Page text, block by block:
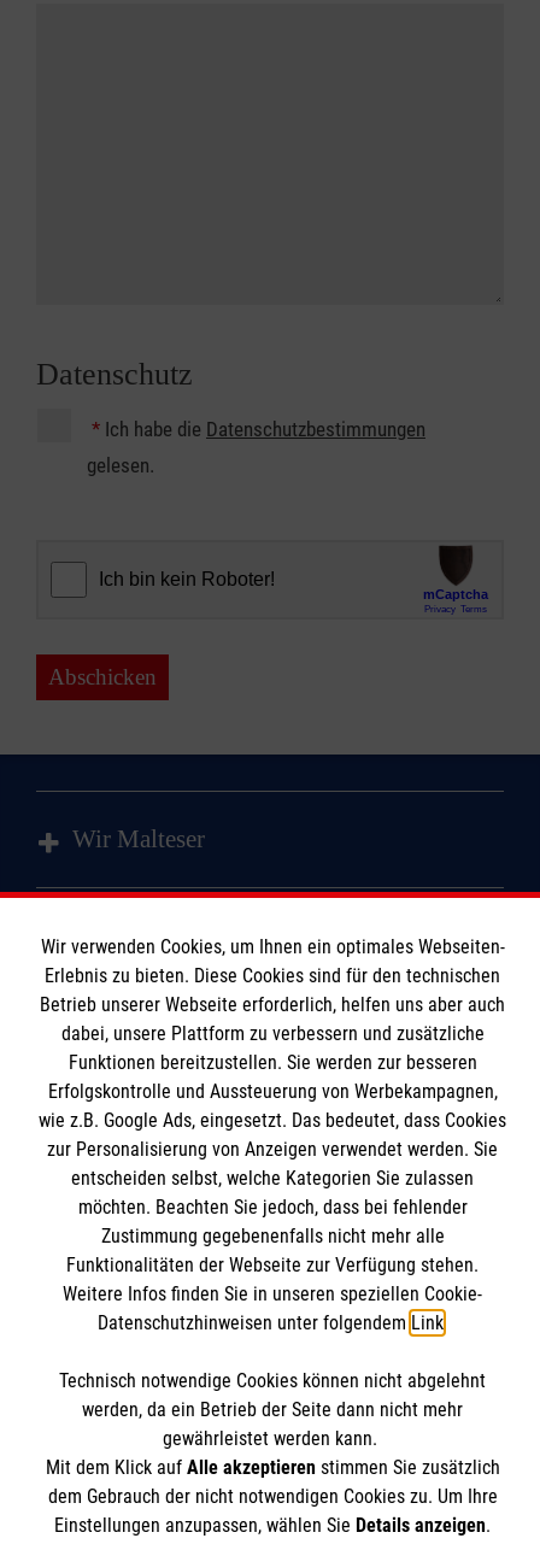
Datenschutz
* Ich habe die Datenschutzbestimmungen
gelesen.
Abschicken
Wir Malteser
Angebote & Leistungen
Kursangebote
Mitarbeiten & Stellenangebote
Wir Malteser
Informationen
Kontakt
Impressum
Datenschutz
Malteser online
Malteserorden
Malteser Jugend
Malteser International
Mediathek
Spendenkonto
Empfänger: Malteser Hilfsdienst e.V.
BIC: GENODED 1PA7
Soziale Netzwerke
Der Malteser Hilfsdienst e.V. ist als eingetragene
gemeinnützige Organisation von der Körperschaft- und
Wir verwenden Cookies, um Ihnen ein optimales Webseiten-
Erlebnis zu bieten. Diese Cookies sind für den technischen
Betrieb unserer Webseite erforderlich, helfen uns aber auch
dabei, unsere Plattform zu verbessern und zusätzliche
Funktionen bereitzustellen. Sie werden zur besseren
Erfolgskontrolle und Aussteuerung von Werbekampagnen,
wie z.B. Google Ads, eingesetzt. Das bedeutet, dass Cookies
zur Personalisierung von Anzeigen verwendet werden. Sie
entscheiden selbst, welche Kategorien Sie zulassen
möchten. Beachten Sie jedoch, dass bei fehlender
Zustimmung gegebenenfalls nicht mehr alle
Funktionalitäten der Webseite zur Verfügung stehen.
Weitere Infos finden Sie in unseren speziellen Cookie-
Datenschutzhinweisen unter folgendem Link.
Technisch notwendige Cookies können nicht abgelehnt
werden, da ein Betrieb der Seite dann nicht mehr
gewährleistet werden kann.
Mit dem Klick auf Alle akzeptierenstimmen Sie zusätzlich
dem Gebrauch der nicht notwendigen Cookies zu. Um Ihre
Einstellungen anzupassen, wählen Sie Details anzeigen.